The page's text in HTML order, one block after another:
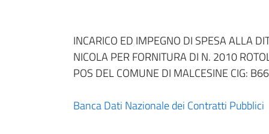
INCARICO ED IMPEGNO DI SPESA ALLA
NICOLA PER FORNITURA DI N. 2010
POS DEL COMUNE DI MALCESINE CIG:
Banca Dati Nazionale dei Contratti Pubblici